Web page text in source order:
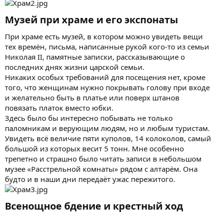
Музей при храме и его экспонаты​
При храме есть музей, в котором можно увидеть вещи
тех времён, письма, написанные рукой кого-то из семьи
Николая II, памятные записки, рассказывающие о
последних днях жизни царской семьи.
Никаких особых требований для посещения нет, кроме
того, что женщинам нужно покрывать голову при входе
и желательно быть в платье или поверх штанов
повязать платок вместо юбки.
Здесь было бы интересно побывать не только
паломникам и верующим людям, но и любым туристам.
Увидеть всё величие пяти куполов, 14 колоколов, самый
большой из которых весит 5 тонн. Мне особенно
трепетно и страшно было читать записи в небольшом
музее «Расстрельной комнаты» рядом с алтарём. Она
будто и в наши дни передаёт ужас пережитого.
Всенощное бдение и крестный ход​